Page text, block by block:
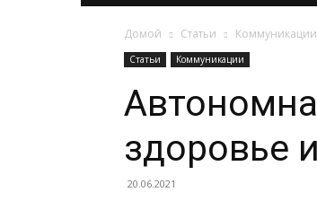
для
строительства
и
Домой Статьи Коммуникации
Статьи Коммуникации
здоровье
20.06.2021